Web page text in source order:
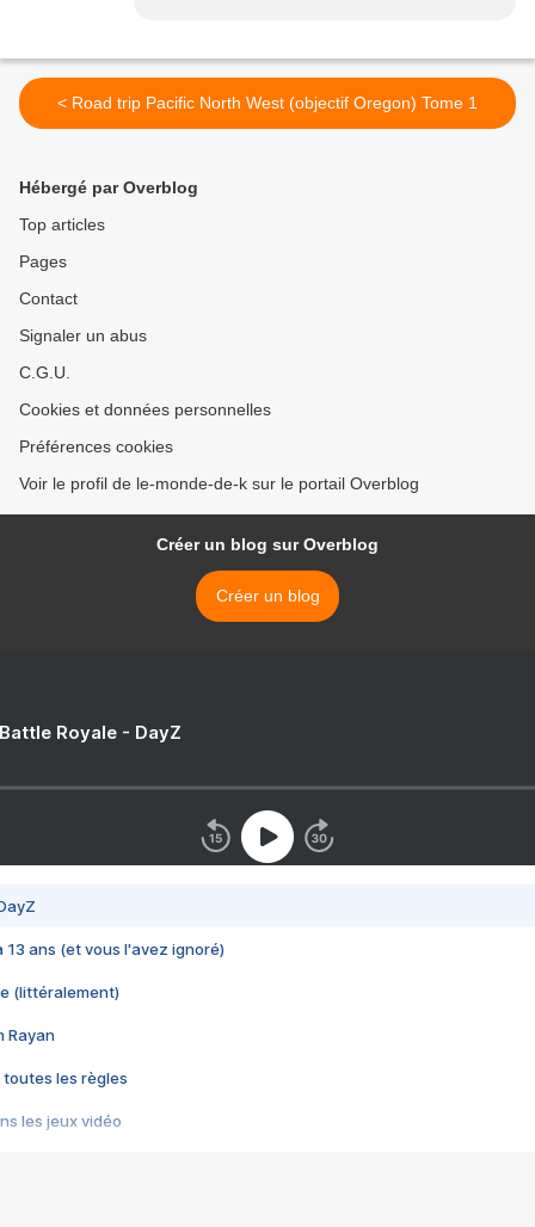
< Road trip Pacific North West (objectif Oregon) Tome 1
Hébergé par Overblog
Top articles
Pages
Contact
Signaler un abus
C.G.U.
Cookies et données personnelles
Préférences cookies
Voir le profil de le-monde-de-k sur le portail Overblog
Créer un blog sur Overblog
Créer un blog
Royale - DayZ
13 ans (et vous l'avez ignoré)
(littéralement)
Rayan
toutes les règles
les jeux vidéo